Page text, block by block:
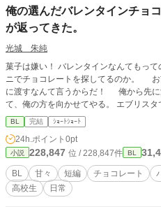
俺の選んだバレンタインチョ
が返ってきた。
光城 朱純
菓子は嫌い！ バレンタインなんてもってのほかだ。 そん
ニでチョコレートを探してるのか。 お前があんな顔で、チョコレートを誰か
に渡すなんて言うからだ！ 俺から先に渡してやる！お前の思いを捻じ曲げ
て、俺の方を向かせて
BL 完結 ｼｮｰﾄｼｮｰﾄ
24h.ポイント 0pt
小説 228,847 位 / 228,847件 BL
BL 甘々 短編 チョコレート
高校生
日常